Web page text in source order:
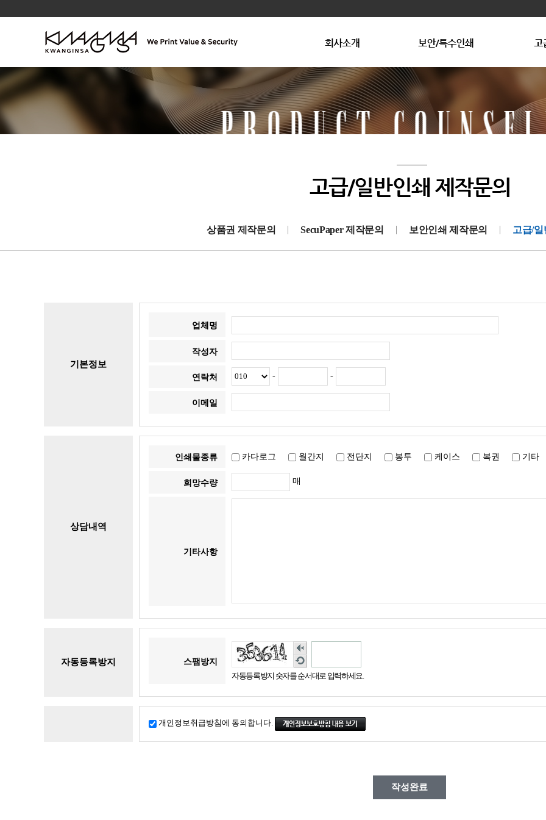
상품권 제작문의 SecuPaper 제작문의 보안인쇄 제작문의 고급/
기본정보
업체명
작성자
연락처 - -
이메일
상담내역
인쇄물종류 카다로그 월간지 전단지 봉투 케이스 복권 기
희망수량 매
기타사항
자동등록방지 스팸방지
숫
자
음
성
새
로
고
자동등록방지 숫자를 순서대로 입력하세요.
개인정보취급방침에 동의합니다.